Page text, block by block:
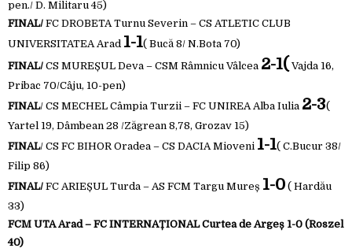
pen./ D. Militaru 45)
FINAL/ FC DROBETA Turnu Severin – CS ATLETIC CLUB
UNIVERSITATEA Arad 1-1( Bucă 8/ N.Bota 70)
FINAL/ CS MUREȘUL Deva – CSM Râmnicu Vâlcea 2-1( Vajda 16,
Pribac 70/Câju, 10-pen)
FINAL/ CS MECHEL Câmpia Turzii – FC UNIREA Alba Iulia 2-3(
Yartel 19, Dâmbean 28 /Zăgrean 8,78, Grozav 15)
FINAL/ CS FC BIHOR Oradea – CS DACIA Mioveni 1-1( C.Bucur 38/
Filip 86)
FINAL/ FC ARIEȘUL Turda – AS FCM Targu Mureș 1-0 ( Hardău
33)
FCM UTA Arad – FC INTERNAȚIONAL Curtea de Argeș 1-0 (Roszel
40)